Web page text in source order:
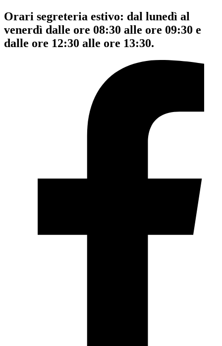
Orari segreteria estivo: dal lunedì al
venerdì dalle ore 08:30 alle ore 09:30 e
dalle ore 12:30 alle ore 13:30.